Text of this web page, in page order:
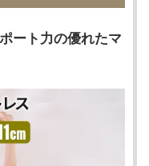
ート力の優れたマ